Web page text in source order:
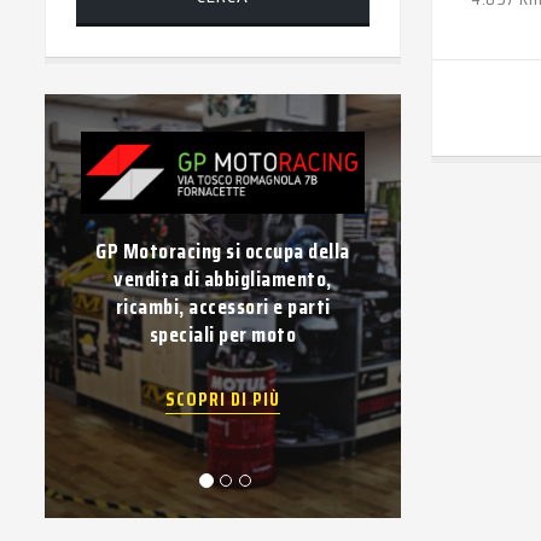
GP Motoracing si occupa della
vendita di abbigliamento,
ricambi, accessori e parti
speciali per moto
SCOPRI DI PIÙ